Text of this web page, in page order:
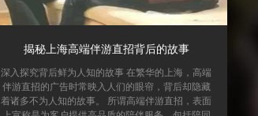
揭秘上海高端伴游直招背后的故事
深入探究背后鲜为人知的故事 在繁华的上海，高端
伴游直招的广告时常映入人们的眼帘，背后却隐藏
着诸多不为人知的故事。 所谓高端伴游直招，表面